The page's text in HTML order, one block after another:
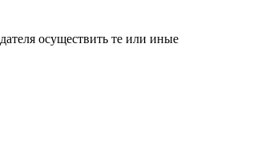
осуществить те или иные